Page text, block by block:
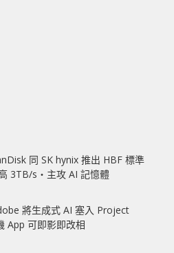
同 SK hynix 推出 HBF 標準
3TB/s‧主攻 AI 記憶體
將生成式 AI 塞入 Project
可即影即改相